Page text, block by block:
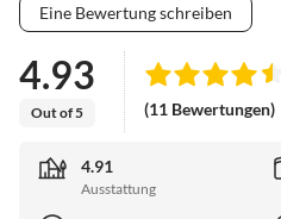
Eine Bewertung schreiben
4.93
Out of 5 (11 Bewertungen)
4.91
Ausstattung